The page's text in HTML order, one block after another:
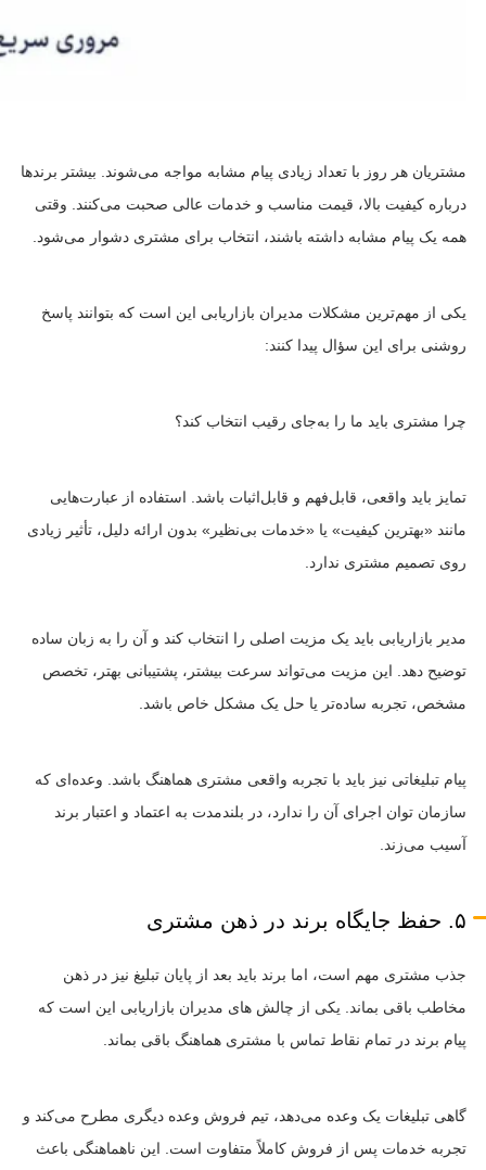
مشتریان هر روز با تعداد زیادی پیام مشابه مواجه می‌شوند. بیشتر برندها
درباره کیفیت بالا، قیمت مناسب و خدمات عالی صحبت می‌کنند. وقتی
همه یک پیام مشابه داشته باشند، انتخاب برای مشتری دشوار می‌شود.
یکی از مهم‌ترین مشکلات مدیران بازاریابی این است که بتوانند پاسخ
روشنی برای این سؤال پیدا کنند:
چرا مشتری باید ما را به‌جای رقیب انتخاب کند؟
تمایز باید واقعی، قابل‌فهم و قابل‌اثبات باشد. استفاده از عبارت‌هایی
مانند «بهترین کیفیت» یا «خدمات بی‌نظیر» بدون ارائه دلیل، تأثیر زیادی
روی تصمیم مشتری ندارد.
مدیر بازاریابی باید یک مزیت اصلی را انتخاب کند و آن را به زبان ساده
توضیح دهد. این مزیت می‌تواند سرعت بیشتر، پشتیبانی بهتر، تخصص
مشخص، تجربه ساده‌تر یا حل یک مشکل خاص باشد.
پیام تبلیغاتی نیز باید با تجربه واقعی مشتری هماهنگ باشد. وعده‌ای که
سازمان توان اجرای آن را ندارد، در بلندمدت به اعتماد و اعتبار برند
آسیب می‌زند.
۵. حفظ جایگاه برند در ذهن مشتری
جذب مشتری مهم است، اما برند باید بعد از پایان تبلیغ نیز در ذهن
مخاطب باقی بماند. یکی از چالش های مدیران بازاریابی این است که
پیام برند در تمام نقاط تماس با مشتری هماهنگ باقی بماند.
گاهی تبلیغات یک وعده می‌دهد، تیم فروش وعده دیگری مطرح می‌کند و
تجربه خدمات پس از فروش کاملاً متفاوت است. این ناهماهنگی باعث